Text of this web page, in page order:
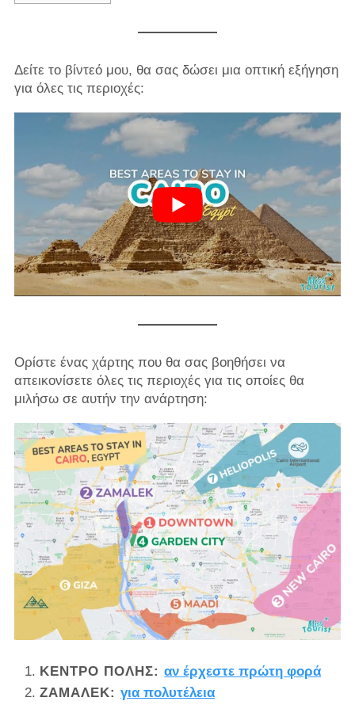
Δείτε το βίντεό μου, θα σας δώσει μια οπτική εξήγηση
για όλες τις περιοχές:
Ορίστε ένας χάρτης που θα σας βοηθήσει να
απεικονίσετε όλες τις περιοχές για τις οποίες θα
μιλήσω σε αυτήν την ανάρτηση:
ΚΈΝΤΡΟ ΠΌΛΗΣ:αν έρχεστε πρώτη φορά
ΖΆΜΑΛΕΚ:για πολυτέλεια